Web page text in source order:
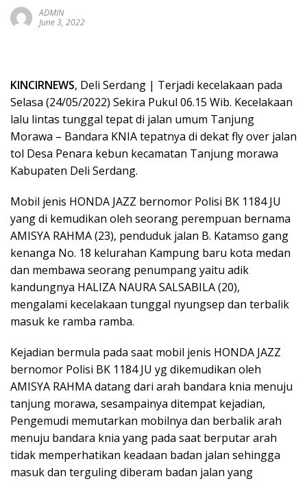
ADMIN
June 3, 2022
KINCIRNEWS, Deli Serdang | Terjadi kecelakaan pada
Selasa (24/05/2022) Sekira Pukul 06.15 Wib. Kecelakaan
lalu lintas tunggal tepat di jalan umum Tanjung
Morawa – Bandara KNIA tepatnya di dekat fly over jalan
tol Desa Penara kebun kecamatan Tanjung morawa
Kabupaten Deli Serdang.
Mobil jenis HONDA JAZZ bernomor Polisi BK 1184 JU
yang di kemudikan oleh seorang perempuan bernama
AMISYA RAHMA (23), penduduk jalan B. Katamso gang
kenanga No. 18 kelurahan Kampung baru kota medan
dan membawa seorang penumpang yaitu adik
kandungnya HALIZA NAURA SALSABILA (20),
mengalami kecelakaan tunggal nyungsep dan terbalik
masuk ke ramba ramba.
Kejadian bermula pada saat mobil jenis HONDA JAZZ
bernomor Polisi BK 1184 JU yg dikemudikan oleh
AMISYA RAHMA datang dari arah bandara knia menuju
tanjung morawa, sesampainya ditempat kejadian,
Pengemudi memutarkan mobilnya dan berbalik arah
menuju bandara knia yang pada saat berputar arah
tidak memperhatikan keadaan badan jalan sehingga
masuk dan terguling diberam badan jalan yang